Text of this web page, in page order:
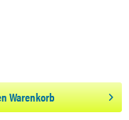
Warenkorb